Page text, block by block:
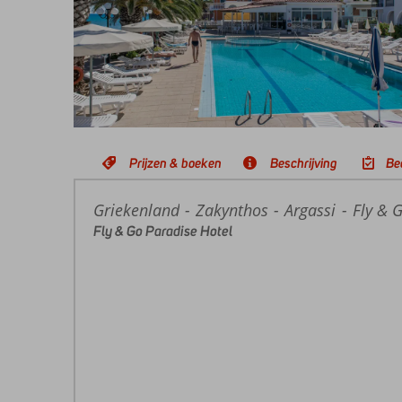
Prijzen & boeken Beschrijving
Home
Griekenland Zakynthos Argassi Fly &
Fly & Go Paradise Hotel